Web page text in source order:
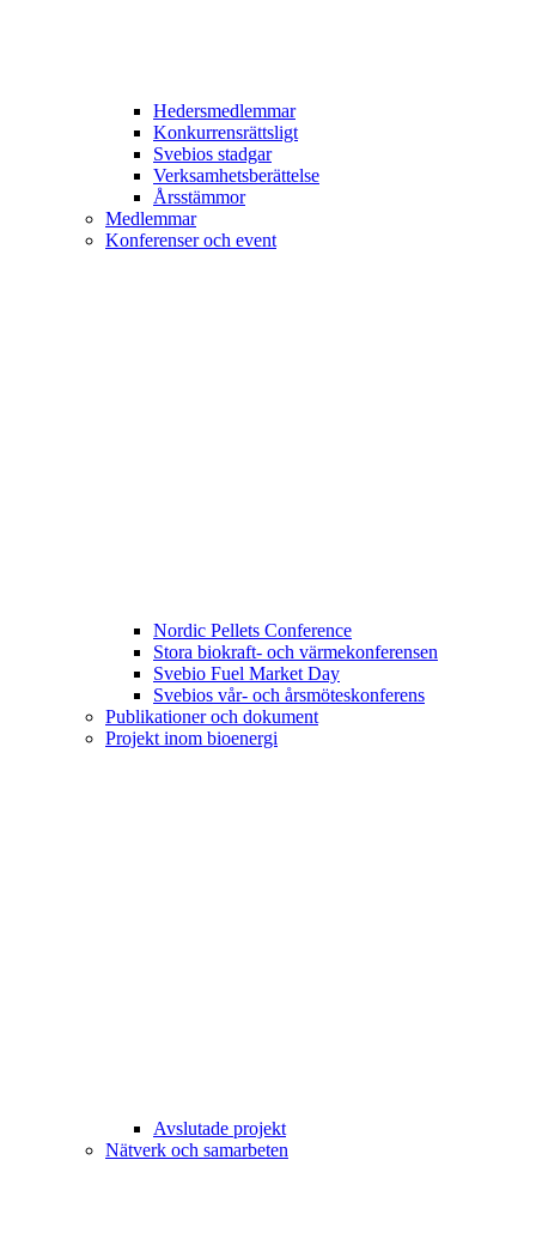
Hedersmedlemmar
Konkurrensrättsligt
Svebios stadgar
Verksamhetsberättelse
Årsstämmor
Medlemmar
Konferenser och event
Nordic Pellets Conference
Stora biokraft- och värmekonferensen
Svebio Fuel Market Day
Svebios vår- och årsmöteskonferens
Publikationer och dokument
Projekt inom bioenergi
Avslutade projekt
Nätverk och samarbeten